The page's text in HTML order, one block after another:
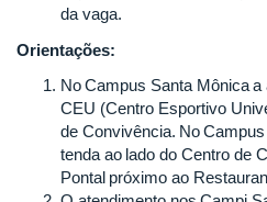
da vaga.
Orientações:
No Campus Santa Mônica
CEU (Centro Esportivo
de Convivência. No
tenda ao lado do Centro de
Pontal próximo ao